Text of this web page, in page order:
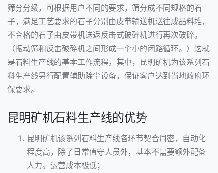
筛分分级，可根据用户不同的要求，筛分成不同规格的石
子，满足工艺要求的石子分别由皮带输送机送往成品料堆，
不合格的石子由皮带机送返反击式破碎机进行再次破碎。
（振动筛和反击破碎机之间形成一个小的闭路循环。）这就
是石料生产线的基本工作流程。其中，昆明矿机为该系列石
料生产线另行配置辅助除尘设备，保证客户达到当地政府环
保要求。
昆明矿机石料生产线的优势
昆明矿机该系列石料生产线各环节契合周密，自动化
程度高，除了日常值守人员外，基本不需要额外配备
人力。运营成本极低；